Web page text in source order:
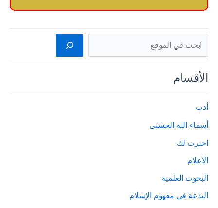
البحث
الأقسام
أدب
أسماء الله الحسنى
اخترت لك
الأعلام
البحوث العلمية
البدعة في مفهوم الإسلام